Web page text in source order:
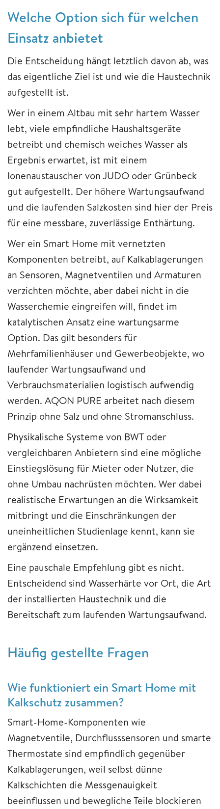
Welche Option sich für welchen
Einsatz anbietet
Die Entscheidung hängt letztlich davon ab, was
das eigentliche Ziel ist und wie die Haustechnik
aufgestellt ist.
Wer in einem Altbau mit sehr hartem Wasser
lebt, viele empfindliche Haushaltsgeräte
betreibt und chemisch weiches Wasser als
Ergebnis erwartet, ist mit einem
Ionenaustauscher von JUDO oder Grünbeck
gut aufgestellt. Der höhere Wartungsaufwand
und die laufenden Salzkosten sind hier der Preis
für eine messbare, zuverlässige Enthärtung.
Wer ein Smart Home mit vernetzten
Komponenten betreibt, auf Kalkablagerungen
an Sensoren, Magnetventilen und Armaturen
verzichten möchte, aber dabei nicht in die
Wasserchemie eingreifen will, findet im
katalytischen Ansatz eine wartungsarme
Option. Das gilt besonders für
Mehrfamilienhäuser und Gewerbeobjekte, wo
laufender Wartungsaufwand und
Verbrauchsmaterialien logistisch aufwendig
werden. AQON PURE arbeitet nach diesem
Prinzip ohne Salz und ohne Stromanschluss.
Physikalische Systeme von BWT oder
vergleichbaren Anbietern sind eine mögliche
Einstiegslösung für Mieter oder Nutzer, die
ohne Umbau nachrüsten möchten. Wer dabei
realistische Erwartungen an die Wirksamkeit
mitbringt und die Einschränkungen der
uneinheitlichen Studienlage kennt, kann sie
ergänzend einsetzen.
Eine pauschale Empfehlung gibt es nicht.
Entscheidend sind Wasserhärte vor Ort, die Art
der installierten Haustechnik und die
Bereitschaft zum laufenden Wartungsaufwand.
Häufig gestellte Fragen
Wie funktioniert ein Smart Home mit
Kalkschutz zusammen?
Smart-Home-Komponenten wie
Magnetventile, Durchflusssensoren und smarte
Thermostate sind empfindlich gegenüber
Kalkablagerungen, weil selbst dünne
Kalkschichten die Messgenauigkeit
beeinflussen und bewegliche Teile blockieren